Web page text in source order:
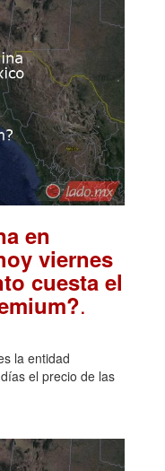
en
viernes
cuesta el
.
la entidad
el precio de las